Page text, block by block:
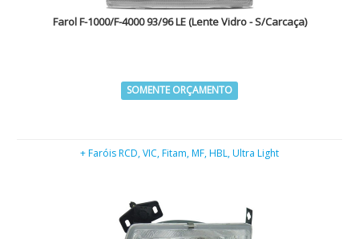
Farol F-1000/F-4000 93/96 LE (Lente Vidro - S/Carcaça)
SOMENTE ORÇAMENTO
+ Faróis RCD, VIC, Fitam, MF, HBL, Ultra Light